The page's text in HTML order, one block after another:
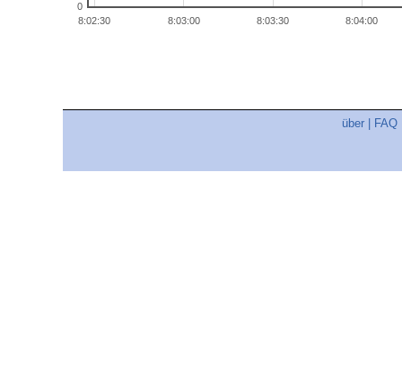
8:02:30 8:03:00 8:03:30 8:04:00
0
über FAQ